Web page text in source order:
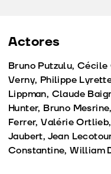
Actores
Bruno Putzulu, Cécile
Verny, Philippe
Lippman, Claude
Hunter, Bruno
Ferrer, Valérie
Jaubert, Jean
Constantine, William